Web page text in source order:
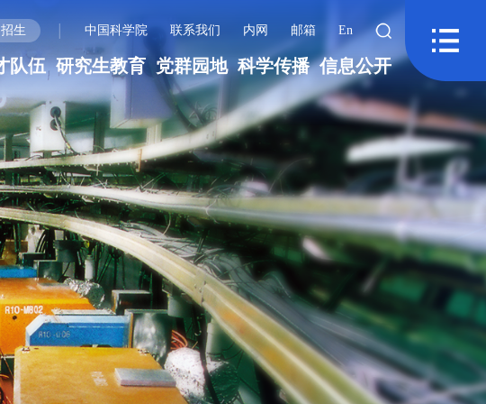
招生 | 中国科学院 联系我们 内网 邮箱 En
队伍 研究生教育 党群园地 科学传播 信息公开